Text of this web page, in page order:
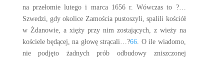
na przełomie lutego i marca 1656 r. Wówczas to ?…
Szwedzi, gdy okolice Zamościa pustoszyli, spalili kościół
w Żdanowie, a xięży przy nim zostających, z wieży na
kościele będącej, na głowę strącali…?66 . O ile wiadomo,
nie podjęto żadnych prób odbudowy zniszczonej